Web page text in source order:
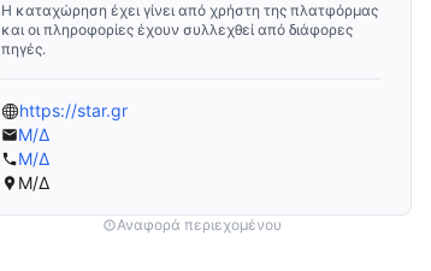
Η καταχώρηση έχει γίνει από χρήστη της πλατφόρμας
και οι πληροφορίες έχουν συλλεχθεί από διάφορες
πηγές.
https://star.gr
Μ/Δ
Μ/Δ
Μ/Δ
Αναφορά περιεχομένου